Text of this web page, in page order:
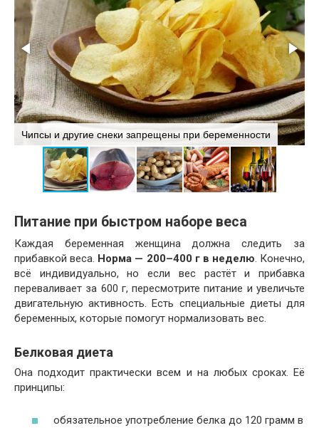
Чипсы и другие снеки запрещены при беременности
Питание при быстром наборе веса
Каждая беременная женщина должна следить за
прибавкой веса. Норма — 200–400 г в неделю. Конечно,
всё индивидуально, но если вес растёт и прибавка
переваливает за 600 г, пересмотрите питание и увеличьте
двигательную активность. Есть специальные диеты для
беременных, которые помогут нормализовать вес.
Белковая диета
Она подходит практически всем и на любых сроках. Её
принципы:
обязательное употребление белка до 120 грамм в